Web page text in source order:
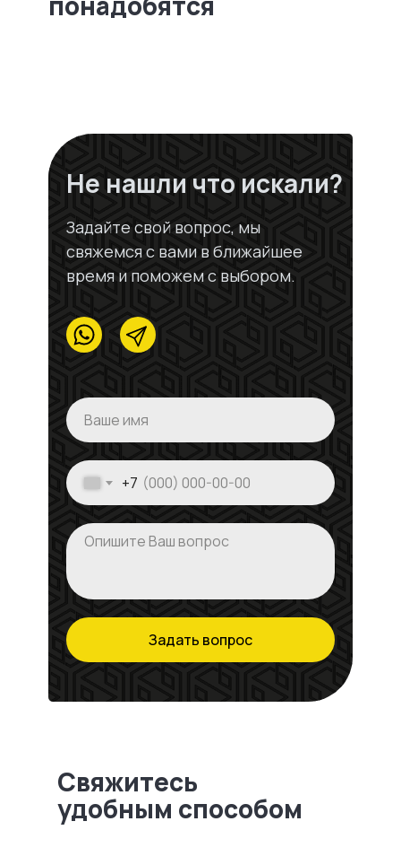
Не нашли что искали?
Задайте свой вопрос, мы
свяжемся с вами в ближайшее
время и поможем с выбором.
+7
Задать вопрос
Свяжитесь
удобным способом